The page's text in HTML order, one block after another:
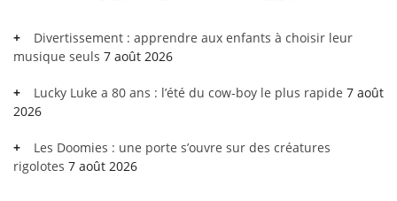
Divertissement : apprendre aux enfants à choisir leur
musique seuls 7 août 2026
Lucky Luke a 80 ans : l’été du cow-boy le plus rapide 7 août
2026
Les Doomies : une porte s’ouvre sur des créatures
rigolotes 7 août 2026